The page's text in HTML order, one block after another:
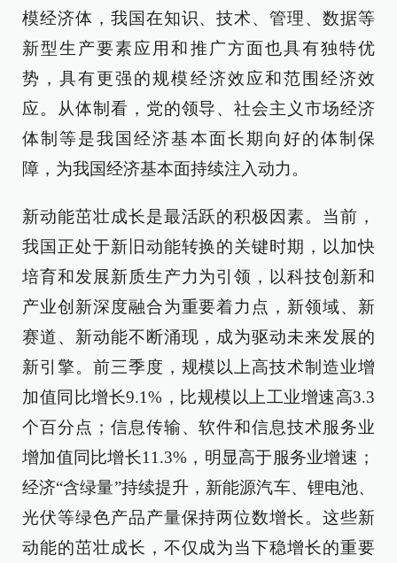
模经济体，我国在知识、技术、管理、数据等
新型生产要素应用和推广方面也具有独特优
势，具有更强的规模经济效应和范围经济效
应。从体制看，党的领导、社会主义市场经济
体制等是我国经济基本面长期向好的体制保
障，为我国经济基本面持续注入动力。
新动能茁壮成长是最活跃的积极因素。当前，
我国正处于新旧动能转换的关键时期，以加快
培育和发展新质生产力为引领，以科技创新和
产业创新深度融合为重要着力点，新领域、新
赛道、新动能不断涌现，成为驱动未来发展的
新引擎。前三季度，规模以上高技术制造业增
加值同比增长9.1%，比规模以上工业增速高3.3
个百分点；信息传输、软件和信息技术服务业
增加值同比增长11.3%，明显高于服务业增速；
经济“含绿量”持续提升，新能源汽车、锂电池、
光伏等绿色产品产量保持两位数增长。这些新
动能的茁壮成长，不仅成为当下稳增长的重要